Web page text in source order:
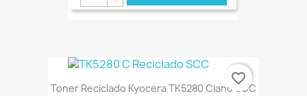
€ ONLINE
Toner Reciclado Kyocera TK5280 Ciano SCC
favorite_border